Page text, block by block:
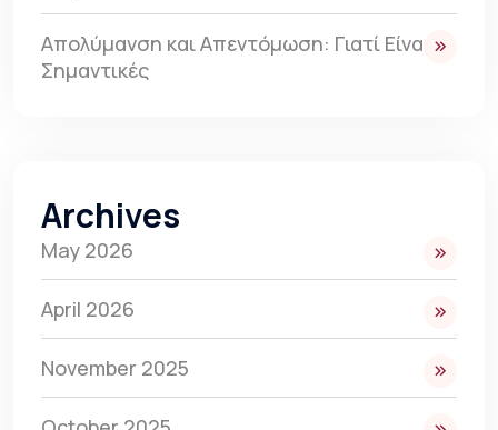
Απολύμανση και Απεντόμωση: Γιατί Είναι
Σημαντικές
Archives
May 2026
April 2026
November 2025